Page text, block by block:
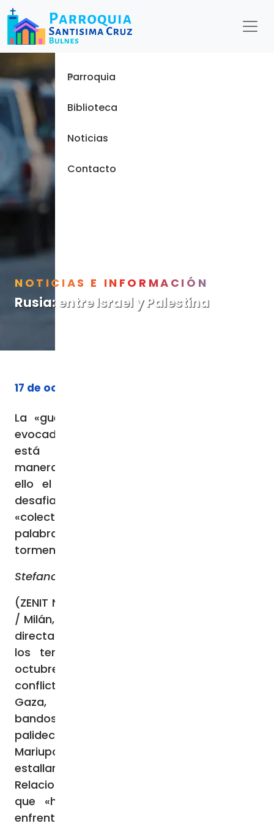
NOTICIAS E INFORMACIÓN
Rusia: entre Israel y Palestina
17 de octubre de 2023
La «guerra mundial en pedazos» que ha
evocado durante años el Papa Francisco se
está desarrollando efectivamente de
manera cada vez más global, y Rusia ve en
ello el cumplimiento de su «misión» de
desafiar el dominio del Occidente
«colectivo». Vuelven a la memoria las
palabras de Solzhenitsyn sobre la
tormentosa relación entre rusos y judíos.
Stefano Caprio
(ZENIT Noticias – Mondo Russo (
/ Milán, 16.10.2023).- Rusia no ha condenado
directa e inequívocamente los ataques de
los terroristas de Hamás que el 7 de
octubre dieron comienzo al terrible
conflicto de los últimos días entre Israel y
Gaza, con miles de muertos en ambos
bandos y masacres tales que incluso hacen
palidecer a los horrores de Bucha y
Mariupol. Recién dos días después de que
estallara el conflicto, el Ministro de
Relaciones Exteriores Serguei Lavrov declaró
que «hay que detener urgentemente el
enfrentamiento armado palestino-israelí y
Menu
Inicio
Parroquia
Biblioteca
Noticias
Contacto